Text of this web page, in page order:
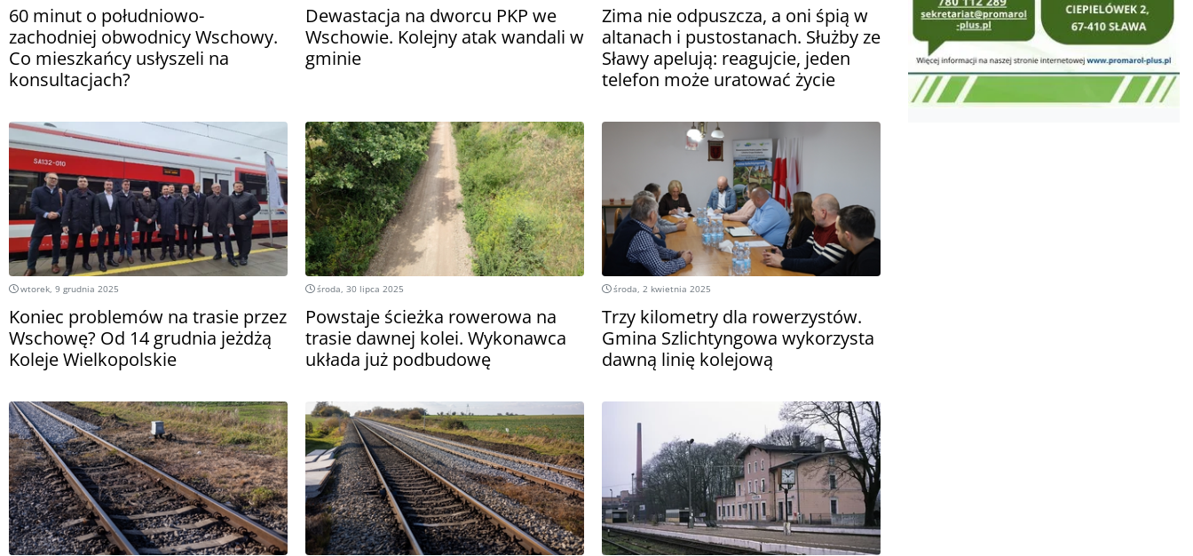
60 minut o południowo-
zachodniej obwodnicy Wschowy.
Co mieszkańcy usłyszeli na
konsultacjach?
Dewastacja na dworcu PKP we
Wschowie. Kolejny atak wandali w
gminie
Zima nie odpuszcza, a oni śpią w
altanach i pustostanach. Służby ze
Sławy apelują: reagujcie, jeden
telefon może uratować życie
wtorek, 9 grudnia 2025
Koniec problemów na trasie przez
Wschowę? Od 14 grudnia jeżdżą
Koleje Wielkopolskie
środa, 30 lipca 2025
Powstaje ścieżka rowerowa na
trasie dawnej kolei. Wykonawca
układa już podbudowę
środa, 2 kwietnia 2025
Trzy kilometry dla rowerzystów.
Gmina Szlichtyngowa wykorzysta
dawną linię kolejową